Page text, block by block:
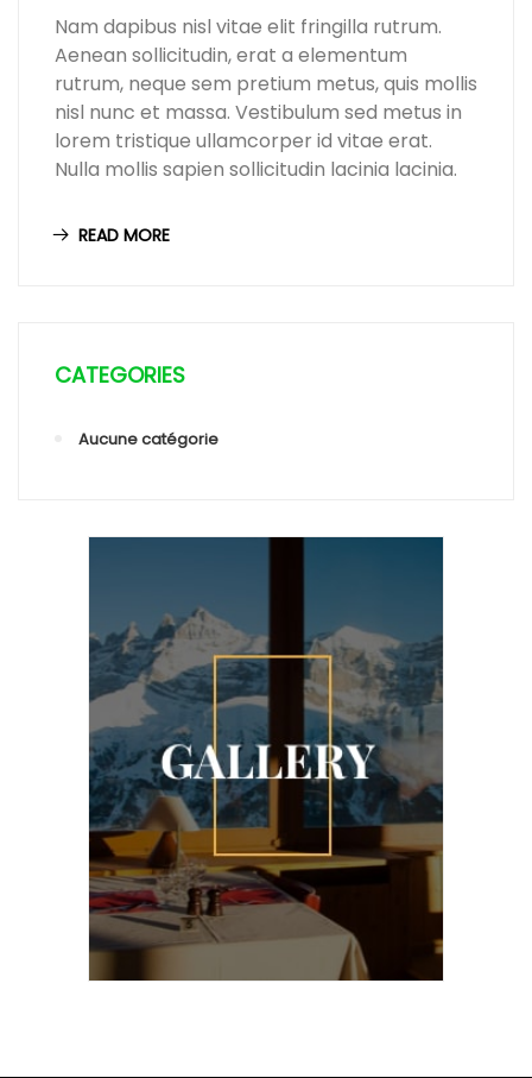
Nam dapibus nisl vitae elit fringilla rutrum.
Aenean sollicitudin, erat a elementum
rutrum, neque sem pretium metus, quis mollis
nisl nunc et massa. Vestibulum sed metus in
lorem tristique ullamcorper id vitae erat.
Nulla mollis sapien sollicitudin lacinia lacinia.
READ MORE
CATEGORIES
Aucune catégorie